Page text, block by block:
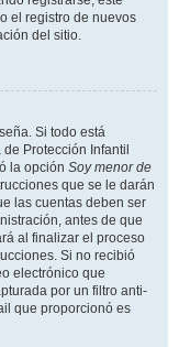
el registro de nuevos
del sitio.
Si todo está
Protección Infantil
la opción Soy menor de
que se le darán
las cuentas deben ser
antes de que
al finalizar el proceso
Si no recibió
electrónico que
por un filtro anti-
que proporcionó es